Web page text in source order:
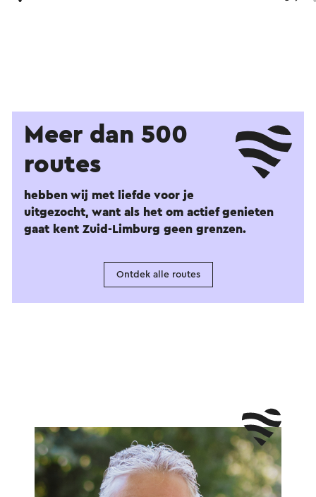
Meer dan 500
routes
hebben wij met liefde voor je
uitgezocht, want als het om actief genieten
gaat kent Zuid-Limburg geen grenzen.
Ontdek alle routes